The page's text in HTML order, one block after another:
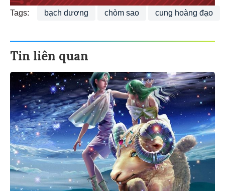
Tags: bạch dương chòm sao cung hoàng đạo
Tin liên quan